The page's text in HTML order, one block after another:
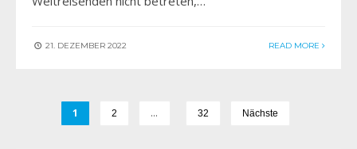
21. DEZEMBER 2022 READ MORE
1 2 … 32 Nächste